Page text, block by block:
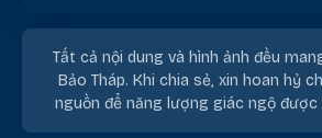
Tất cả nội dung và hình ảnh đều
Bảo Tháp. Khi chia sẻ, xin hoan hỷ
nguồn để năng lượng giác ngộ được